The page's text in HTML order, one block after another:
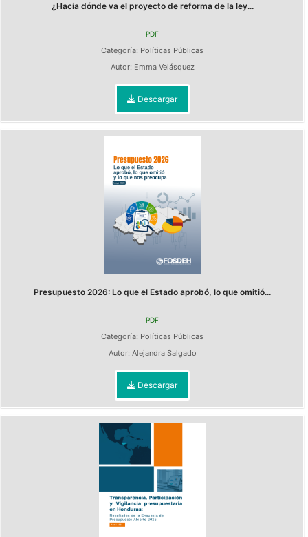
¿Hacia dónde va el proyecto de reforma de la ley...
PDF
Categoría: Políticas Públicas
Autor: Emma Velásquez
Descargar
Presupuesto 2026: Lo que el Estado aprobó, lo que omitió...
PDF
Categoría: Políticas Públicas
Autor: Alejandra Salgado
Descargar